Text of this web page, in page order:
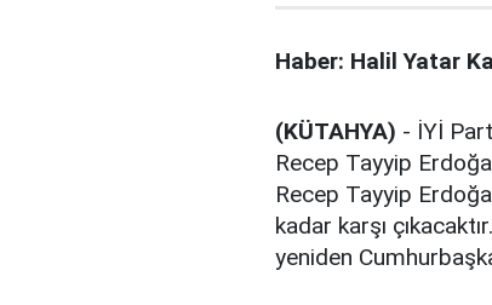
Haber: Halil Yatar
(KÜTAHYA) - İYİ
Recep Tayyip
Recep Tayyip
kadar karşı
yeniden